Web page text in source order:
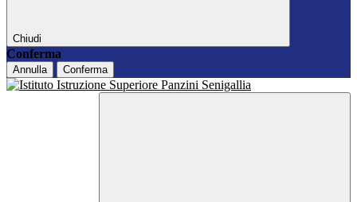
Chiudi
Conferma
Annulla Conferma